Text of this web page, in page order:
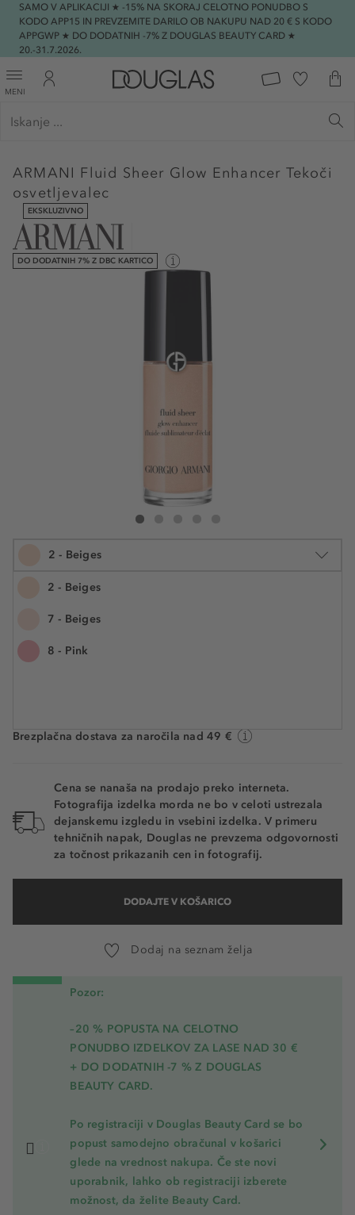
SAMO V APLIKACIJI ★ -15% NA SKORAJ CELOTNO PONUDBO S
KODO APP15 IN PREVZEMITE DARILO OB NAKUPU NAD 20 € S KODO
APPGWP ★ DO DODATNIH -7% Z DOUGLAS BEAUTY CARD ★
20.-31.7.2026.
MENI
ARMANI Fluid Sheer Glow Enhancer Tekoči
osvetljevalec
EKSKLUZIVNO
DO DODATNIH 7% Z DBC KARTICO
ARMANI Fluid Sheer Glow Enhancer
2 - Beiges
2 - Beiges
7 - Beiges
8 - Pink
18 ml
Brezplačna dostava za naročila nad 49 €
Cena se nanaša na prodajo preko interneta.
Fotografija izdelka morda ne bo v celoti ustrezala
dejanskemu izgledu in vsebini izdelka. V primeru
tehničnih napak, Douglas ne prevzema odgovornosti
za točnost prikazanih cen in fotografij.
DODAJTE V KOŠARICO
Dodaj na seznam želja
Pozor:
–20 % POPUSTA NA CELOTNO
PONUDBO IZDELKOV ZA LASE NAD 30 €
+ DO DODATNIH -7 % Z DOUGLAS
BEAUTY CARD.
Po registraciji v Douglas Beauty Card se bo
popust samodejno obračunal v košarici
glede na vrednost nakupa. Če ste novi
uporabnik, lahko ob registraciji izberete
možnost, da želite Beauty Card.